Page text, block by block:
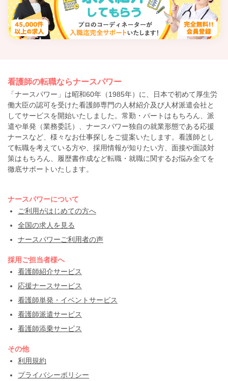
看護師の転職ならナースパワー
「ナースパワー」は昭和60年（1985年）に、日本で初めて厚生労
働大臣の認可を受けた看護師専門の人材紹介及び人材派遣会社と
してサービスを開始いたしました。常勤・パートはもちろん、派
遣や単発（業務委託）、ナースパワー独自の就業形態である応援
ナースなど、様々なお仕事探しをご提案いたします。看護師とし
て転職を考えている方や、採用情報が知りたい方、面接や面談対
策はもちろん、履歴書作成など転職・就職に関するお悩み全てを
徹底サポートいたします。
ナースパワーについて
ご利用がはじめての方へ
全国の求人を見る
ナースパワーご利用者の声
採用ご担当者様へ
看護師紹介サービス
応援ナースサービス
看護師単発・イベントサービス
看護師派遣サービス
看護師添乗サービス
その他
利用規約
プライバシーポリシー